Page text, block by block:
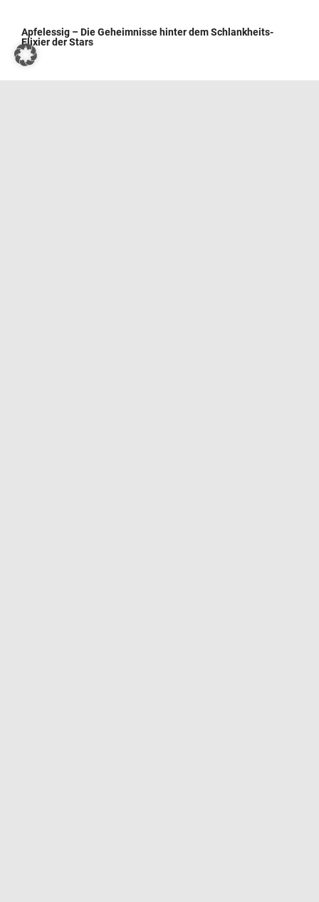
Apfelessig – Die Geheimnisse hinter dem Schlankheits-
Elixier der Stars